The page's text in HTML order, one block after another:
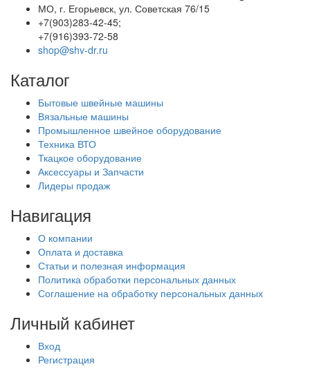
МО, г. Егорьевск, ул. Советская 76/15
+7(903)283-42-45;
+7(916)393-72-58
shop@shv-dr.ru
Каталог
Бытовые швейные машины
Вязальные машины
Промышленное швейное оборудование
Техника ВТО
Ткацкое оборудование
Аксессуары и Запчасти
Лидеры продаж
Навигация
О компании
Оплата и доставка
Статьи и полезная информация
Политика обработки персональных данных
Соглашение на обработку персональных данных
Личный кабинет
Вход
Регистрация